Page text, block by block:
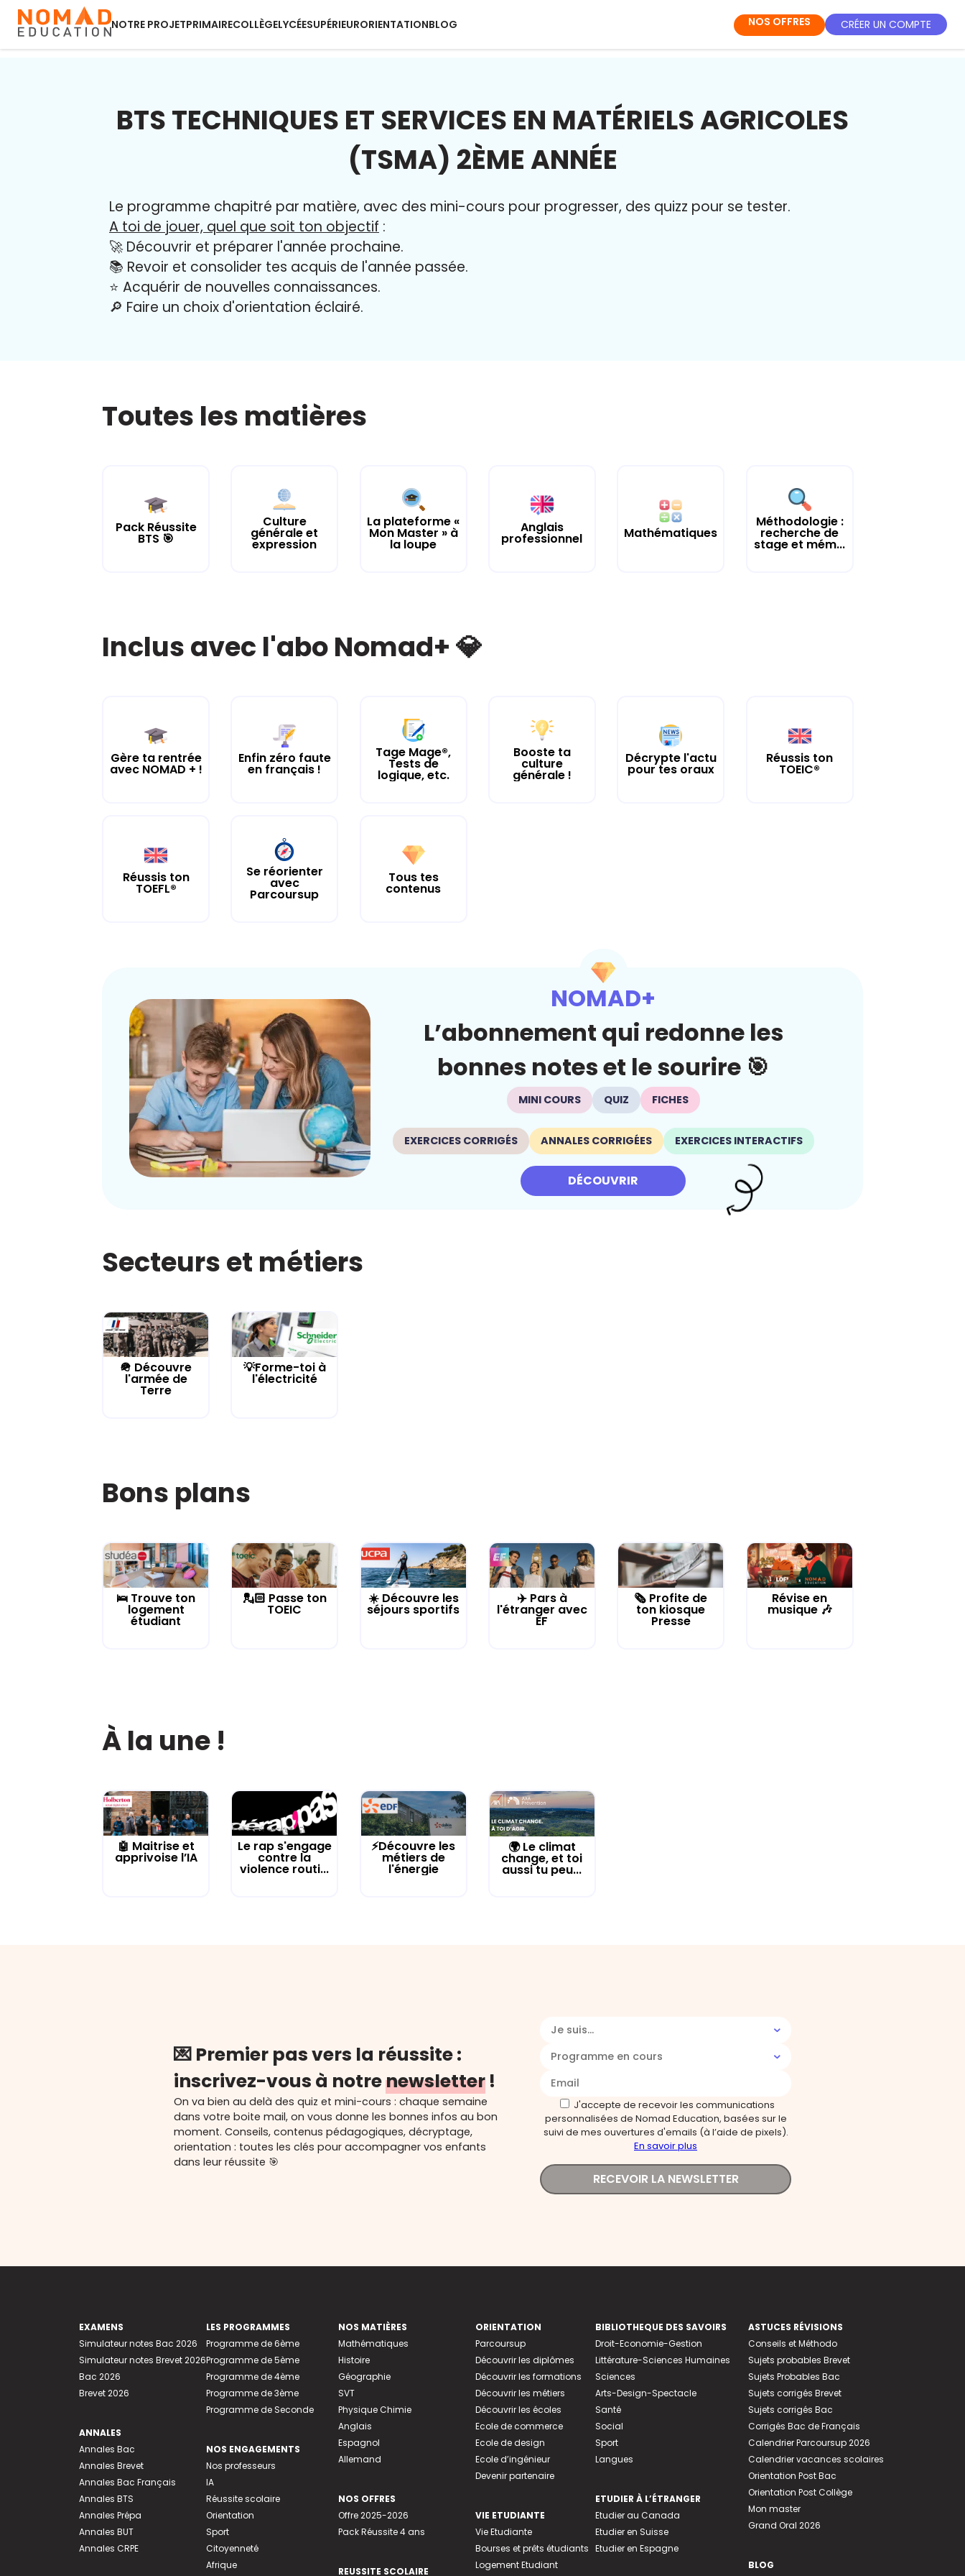
NOTRE PROJETPRIMAIRECOLLÈGELYCÉESUPÉRIEURORIENTATIONBLOG NOS OFFRES CRÉER UN COMPTE
BTS TECHNIQUES ET SERVICES EN MATÉRIELS AGRICOLES
(TSMA) 2ÈME ANNÉE
Le programme chapitré par matière, avec des mini-cours pour progresser, des quizz pour se tester.
A toi de jouer, quel que soit ton objectif :
🚀 Découvrir et préparer l'année prochaine.
📚 Revoir et consolider tes acquis de l'année passée.
⭐️ Acquérir de nouvelles connaissances.
🔎 Faire un choix d'orientation éclairé.
Toutes les matières
Pack Réussite
BTS 🎯
Culture
générale et
expression
La plateforme «
Mon Master » à
la loupe
Anglais
professionnel Mathématiques
Méthodologie :
recherche de
stage et mém...
Inclus avec l'abo Nomad+ 💎
Gère ta rentrée
avec NOMAD + !
Enfin zéro faute
en français !
Tage Mage®,
Tests de
logique, etc.
Booste ta
culture
générale !
Décrypte l'actu
pour tes oraux
Réussis ton
TOEIC®
Réussis ton
TOEFL®
Se réorienter
avec
Parcoursup
Tous tes
contenus
NOMAD+
L’abonnement qui redonne les
bonnes notes et le sourire 🎯
MINI COURS QUIZ FICHES
EXERCICES CORRIGÉS ANNALES CORRIGÉES EXERCICES INTERACTIFS
DÉCOUVRIR
Secteurs et métiers
🪖 Découvre
l'armée de
Terre
💡Forme-toi à
l'électricité
Bons plans
🛌 Trouve ton
logement
étudiant
💂🏻 Passe ton
TOEIC
☀️ Découvre les
séjours sportifs
✈️ Pars à
l'étranger avec
EF
🗞️ Profite de
ton kiosque
Presse
Révise en
musique 🎶
À la une !
🤖 Maitrise et
apprivoise l’IA
Le rap s'engage
contre la
violence routi...
⚡Découvre les
métiers de
l'énergie
🌍 Le climat
change, et toi
aussi tu peu...
💌 Premier pas vers la réussite :
inscrivez-vous à notrenewsletter !
On va bien au delà des quiz et mini-cours : chaque semaine
dans votre boite mail, on vous donne les bonnes infos au bon
moment. Conseils, contenus pédagogiques, décryptage,
orientation : toutes les clés pour accompagner vos enfants
dans leur réussite 🎯
Je suis...
Programme en cours
J'accepte de recevoir les communications
personnalisées de Nomad Education, basées sur le
suivi de mes ouvertures d'emails (à l’aide de pixels).
En savoir plus
RECEVOIR LA NEWSLETTER
EXAMENS
Simulateur notes Bac 2026
Simulateur notes Brevet 2026
Bac 2026
Brevet 2026
ANNALES
Annales Bac
Annales Brevet
Annales Bac Français
Annales BTS
Annales Prépa
Annales BUT
Annales CRPE
LES PROGRAMMES
Programme de 6ème
Programme de 5ème
Programme de 4ème
Programme de 3ème
Programme de Seconde
NOS ENGAGEMENTS
Nos professeurs
IA
Réussite scolaire
Orientation
Sport
Citoyenneté
Afrique
NOS MATIÈRES
Mathématiques
Histoire
Géographie
SVT
Physique Chimie
Anglais
Espagnol
Allemand
NOS OFFRES
Offre 2025-2026
Pack Réussite 4 ans
REUSSITE SCOLAIRE
ORIENTATION
Parcoursup
Découvrir les diplômes
Découvrir les formations
Découvrir les métiers
Découvrir les écoles
Ecole de commerce
Ecole de design
Ecole d’ingénieur
Devenir partenaire
VIE ETUDIANTE
Vie Etudiante
Bourses et prêts étudiants
Logement Etudiant
BIBLIOTHEQUE DES SAVOIRS
Droit-Economie-Gestion
Littérature-Sciences Humaines
Sciences
Arts-Design-Spectacle
Santé
Social
Sport
Langues
ETUDIER À L’ÉTRANGER
Etudier au Canada
Etudier en Suisse
Etudier en Espagne
ASTUCES RÉVISIONS
Conseils et Méthodo
Sujets probables Brevet
Sujets Probables Bac
Sujets corrigés Brevet
Sujets corrigés Bac
Corrigés Bac de Français
Calendrier Parcoursup 2026
Calendrier vacances scolaires
Orientation Post Bac
Orientation Post Collège
Mon master
Grand Oral 2026
BLOG